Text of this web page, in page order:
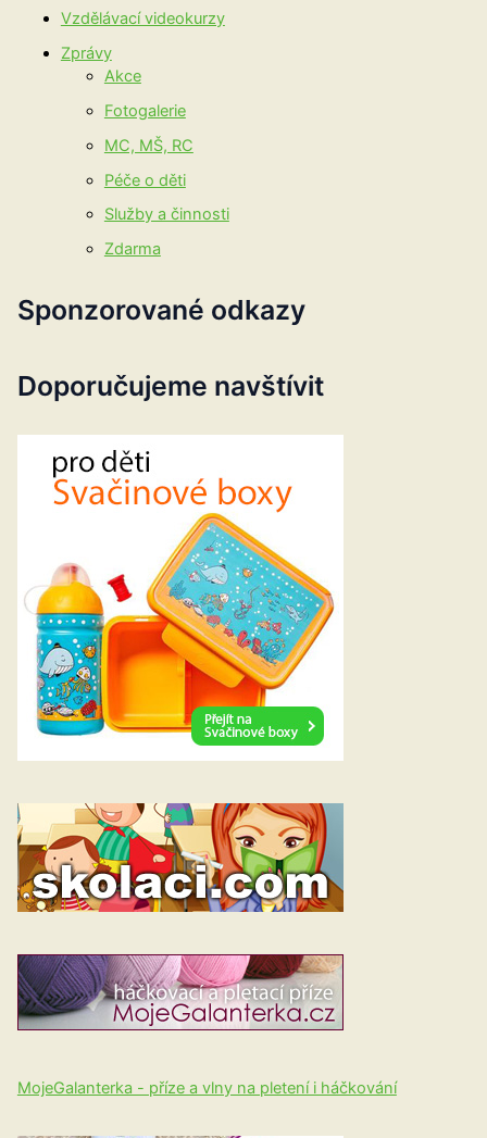
Vzdělávací videokurzy
Zprávy
Akce
Fotogalerie
MC, MŠ, RC
Péče o děti
Služby a činnosti
Zdarma
Sponzorované odkazy
Doporučujeme navštívit
MojeGalanterka - příze a vlny na pletení i háčkování